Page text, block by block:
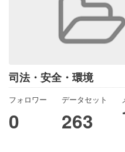
司法・安全・環境
フォロワー
0
データセット
263